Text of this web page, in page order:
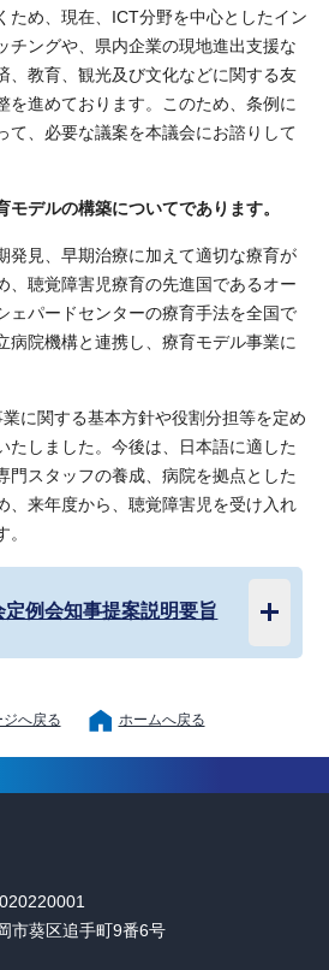
ため、現在、ICT分野を中心としたイン
チングや、県内企業の現地進出支援な
、教育、観光及び文化などに関する友
を進めております。このため、条例に
て、必要な議案を本議会にお諮りして
モデルの構築についてであります。
見、早期治療に加えて適切な療育が
、聴覚障害児療育の先進国であるオー
ェパードセンターの療育手法を全国で
病院機構と連携し、療育モデル事業に
に関する基本方針や役割分担等を定め
たしました。今後は、日本語に適した
門スタッフの養成、病院を拠点とした
、来年度から、聴覚障害児を受け入れ
例会知事提案説明要旨
へ戻る ホームへ戻る
葵区追手町9番6号